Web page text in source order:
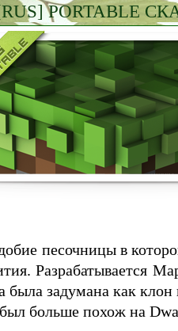
PORTABLE
песочницы в
Разрабатывается
была задумана как
больше похож на